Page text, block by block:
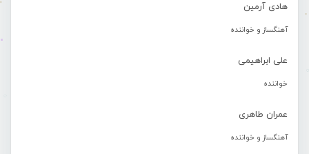
هادی آرمین
آهنگساز و خواننده
علی ابراهیمی
خواننده
عمران طاهری
آهنگساز و خواننده